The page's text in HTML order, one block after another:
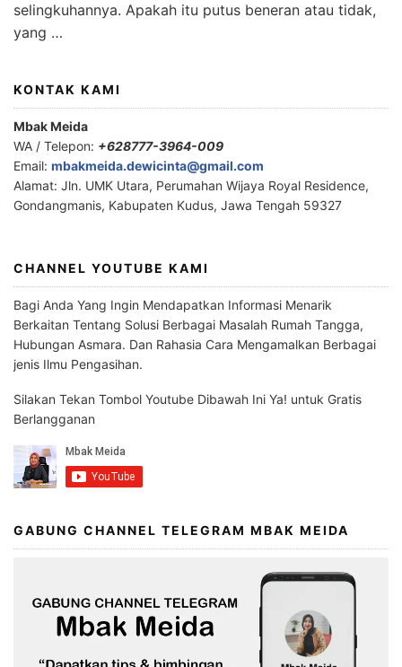
selingkuhannya. Apakah itu putus beneran atau tidak,
yang …
KONTAK KAMI
Mbak Meida
WA / Telepon: +628777-3964-009
Email: mbakmeida.dewicinta@gmail.com
Alamat: Jln. UMK Utara, Perumahan Wijaya Royal Residence,
Gondangmanis, Kabupaten Kudus, Jawa Tengah 59327
CHANNEL YOUTUBE KAMI
Bagi Anda Yang Ingin Mendapatkan Informasi Menarik
Berkaitan Tentang Solusi Berbagai Masalah Rumah Tangga,
Hubungan Asmara. Dan Rahasia Cara Mengamalkan Berbagai
jenis Ilmu Pengasihan.
Silakan Tekan Tombol Youtube Dibawah Ini Ya! untuk Gratis
Berlangganan
GABUNG CHANNEL TELEGRAM MBAK MEIDA